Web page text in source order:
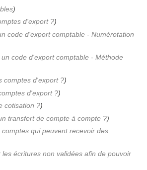
)
d'export ?)
code d'export comptable - Numérotation
code d'export comptable - Méthode
comptes d'export ?)
d'export ?)
cotisation ?)
transfert de compte à compte ?)
qui peuvent recevoir des
écritures non validées afin de pouvoir